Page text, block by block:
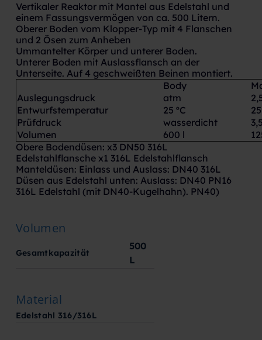
Vertikaler Reaktor mit Mantel aus Edelstahl und
einem Fassungsvermögen von ca. 500 Litern.
Oberer Boden vom Klopper-Typ mit 4 Flanschen
und 2 Ösen zum Anheben
Ummantelter Körper und unterer Boden.
Unterer Boden mit Auslassflansch an der
Unterseite. Auf 4 geschweißten Beinen montiert.
Body
Auslegungsdruck
atm
Entwurfstemperatur
25 ºC
Prüfdruck
wasserdicht
Volumen
600 l
Obere Bodendüsen: x3 DN50 316L
Edelstahlflansche x1 316L Edelstahlflansch
Manteldüsen: Einlass und Auslass: DN40 316L
Düsen aus Edelstahl unten: Auslass: DN40 PN16
316L Edelstahl (mit DN40-Kugelhahn). PN40)
Volumen
Gesamtkapazität
500
L
Material
Edelstahl 316/316L